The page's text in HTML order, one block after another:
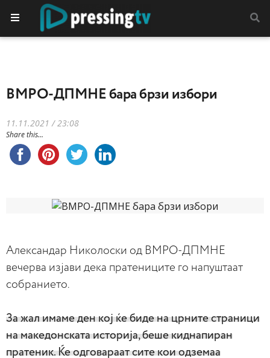
ВМРО-ДПМНЕ бара брзи избори
11.11.2021 / 23:08
Share this...
Александар Николоски од ВМРО-ДПМНЕ
вечерва изјави дека пратениците го напуштаат
собранието.
За жал имаме ден кој ќе биде на црните страници
на македонската историја, беше киднапиран
пратеник. Ќе одговараат сите кои одземаа